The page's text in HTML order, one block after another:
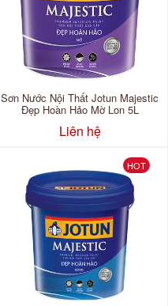
Sơn Nước Nội Thất Jotun Majestic
Đẹp Hoàn Hảo Mờ Lon 5L
Liên hệ
HOT